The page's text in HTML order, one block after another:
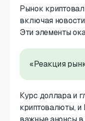
Рынок
включая
Эти элементы
«Реакция
Курс доллара и
криптовалюты, и